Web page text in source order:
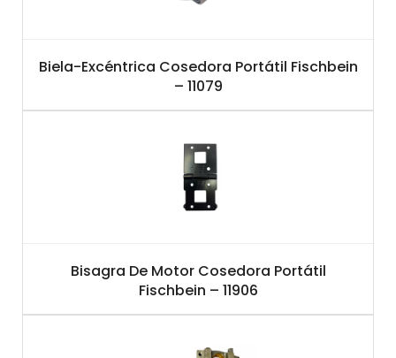
Biela-Excéntrica Cosedora Portátil Fischbein
– 11079
Bisagra De Motor Cosedora Portátil
Fischbein – 11906